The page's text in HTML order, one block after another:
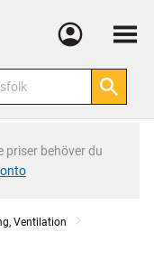
Meny
priser behöver du
Ventilation